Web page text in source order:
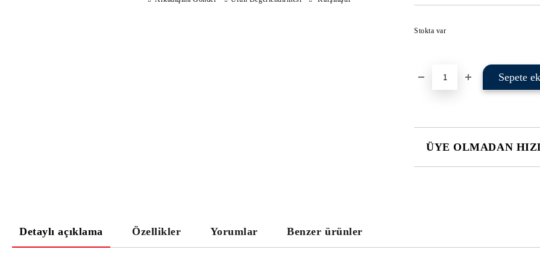
Stokta var
ÜYE OLMADAN
Detaylı açıklama Özellikler Yorumlar Benzer ürünler